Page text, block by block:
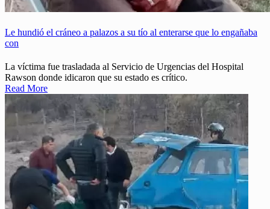
Le hundió el cráneo a palazos a su tío al enterarse que lo engañaba
con
La víctima fue trasladada al Servicio de Urgencias del Hospital
Rawson donde idicaron que su estado es crítico.
Read More